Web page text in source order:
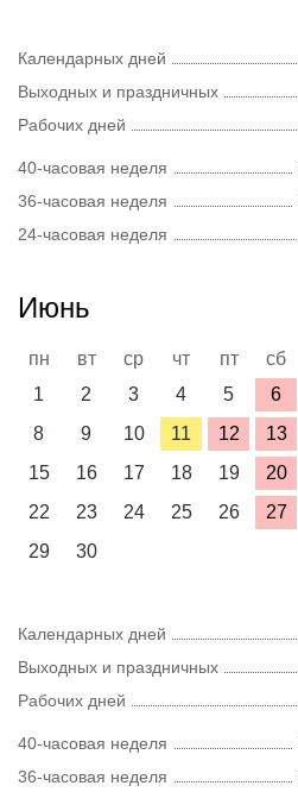
Календарных дней
Выходных и праздничных
Рабочих дней
40-часовая неделя
36-часовая неделя
24-часовая неделя
Июнь
пн вт ср чт пт сб
1
2 3 4 5 6
8
9 10 11 12 13
15
16 17 18 19 20
22
23 24 25 26 27
29
30
Календарных дней
Выходных и праздничных
Рабочих дней
40-часовая неделя
36-часовая неделя